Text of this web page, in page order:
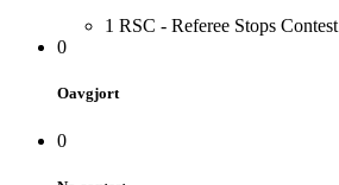
1 RSC - Referee Stops Contest
0
Oavgjort
0